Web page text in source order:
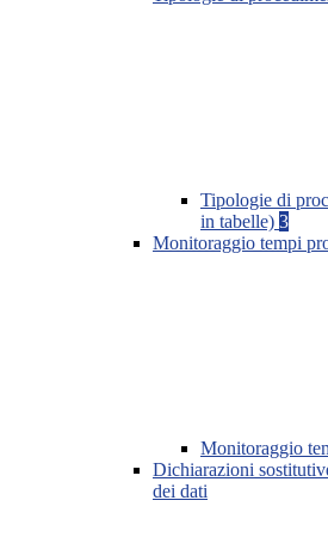
Tipologie di
in tabelle) 3
Monitoraggio tempi
Monitoraggio
Dichiarazioni
dei dati